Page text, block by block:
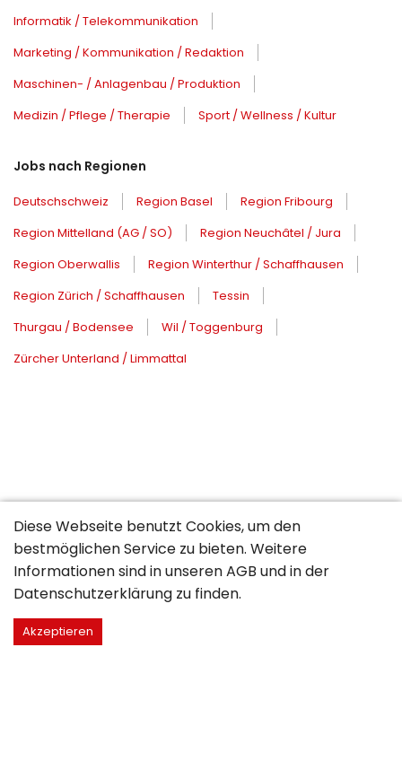
Informatik / Telekommunikation
Marketing / Kommunikation / Redaktion
Maschinen- / Anlagenbau / Produktion
Medizin / Pflege / Therapie
Sport / Wellness / Kultur
Jobs nach Regionen
Deutschschweiz Region Basel
Region Fribourg
Region Mittelland (AG / SO)
Region Neuchâtel / Jura
Region Oberwallis
Region Winterthur / Schaffhausen
Region Zürich / Schaffhausen
Tessin
Thurgau / Bodensee
Wil / Toggenburg
Zürcher Unterland / Limmattal
Diese Webseite benutzt Cookies, um den
bestmöglichen Service zu bieten. Weitere
Informationen sind in unserenAGB und in der
Datenschutzerklärung zu finden.
Akzeptieren